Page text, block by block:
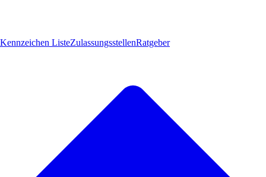
Kennzeichen ListeZulassungsstellenRatgeber